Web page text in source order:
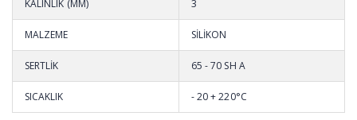
KALINLIK (MM) 3
MALZEME SİLİKON
SERTLİK 65 - 70 SH A
SICAKLIK - 20 + 220°C